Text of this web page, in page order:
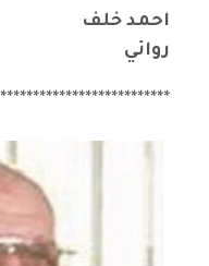
احمد خلف
روائي
**************************